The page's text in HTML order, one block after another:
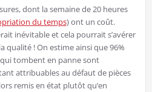
dont la semaine de 20 heures
du temps) ont un coût.
inévitable et cela pourrait s’avérer
qualité ! On estime ainsi que 96%
tombent en panne sont
attribuables au défaut de pièces
remis en état plutôt qu’en